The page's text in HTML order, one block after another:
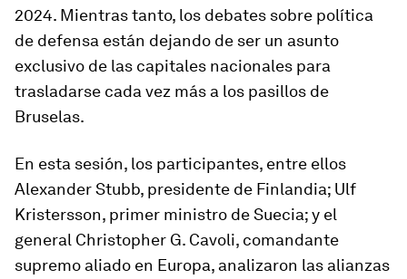
2024. Mientras tanto, los debates sobre política
de defensa están dejando de ser un asunto
exclusivo de las capitales nacionales para
trasladarse cada vez más a los pasillos de
Bruselas.
En esta sesión, los participantes, entre ellos
Alexander Stubb, presidente de Finlandia; Ulf
Kristersson, primer ministro de Suecia; y el
general Christopher G. Cavoli, comandante
supremo aliado en Europa, analizaron las alianzas